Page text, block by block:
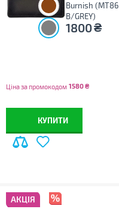
Burnish (MT86
B/GREY)
1800₴
Ціна за промокодом 1580₴
КУПИТИ
АКЦІЯ